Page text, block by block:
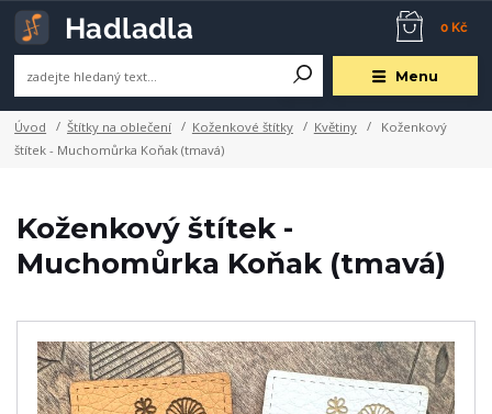
Menu
0 Kč
Úvod Štítky na oblečení Koženkové štítky Květiny
Koženkový
štítek - Muchomůrka Koňak (tmavá)
Koženkový štítek -
Muchomůrka Koňak (tmavá)